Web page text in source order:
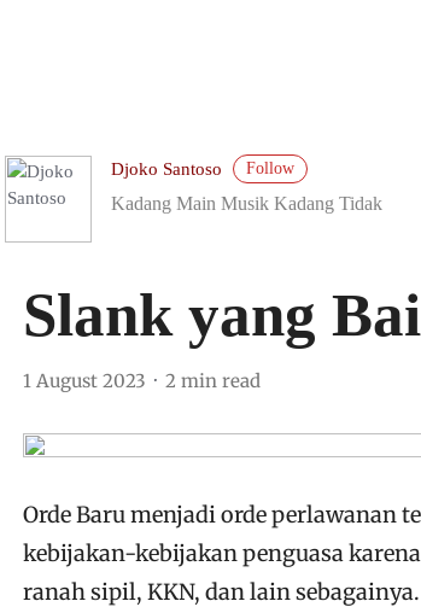
Djoko Santoso Follow
Kadang Main Musik Kadang Tidak
Slank yang
1 August 2023 2 min read
Orde Baru menjadi orde perlawanan
kebijakan-kebijakan penguasa
ranah sipil, KKN, dan lain